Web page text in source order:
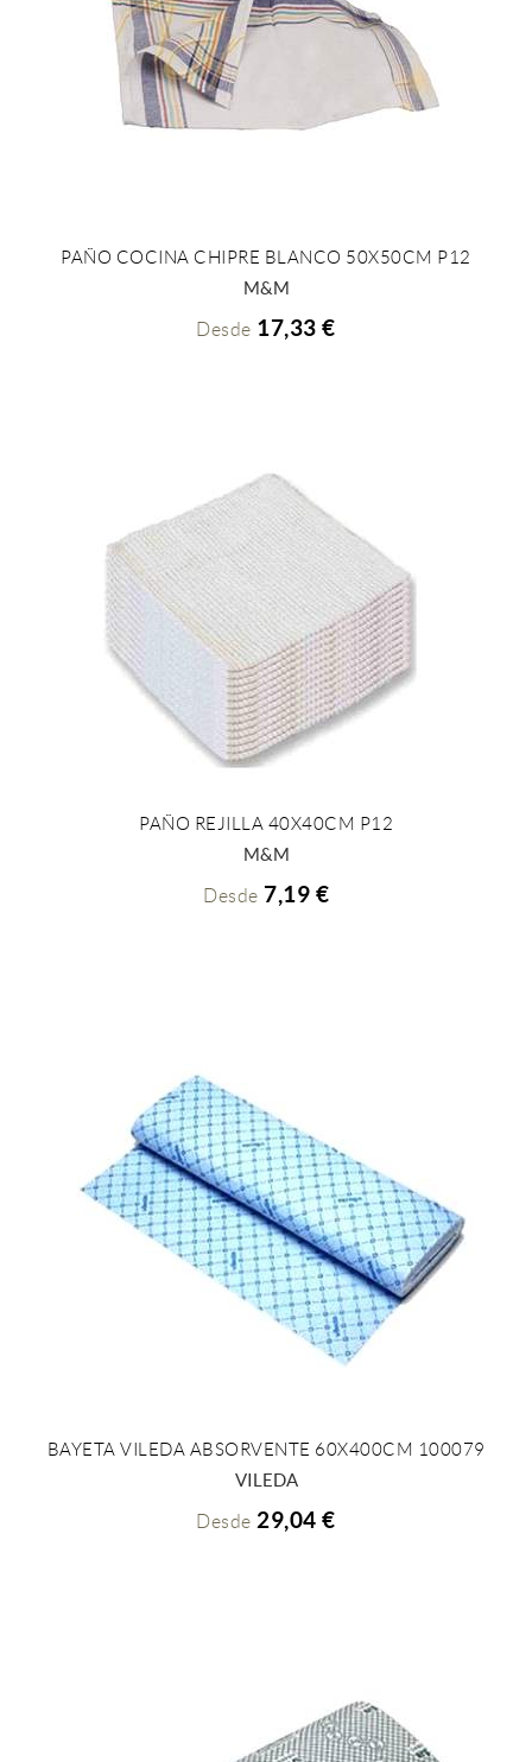
+ INFO
PAÑO COCINA CHIPRE BLANCO 50X50CM P12
M&M
Desde 17,33 €
+ INFO
PAÑO REJILLA 40X40CM P12
M&M
Desde 7,19 €
+ INFO
BAYETA VILEDA ABSORVENTE 60X400CM 100079
VILEDA
Desde 29,04 €